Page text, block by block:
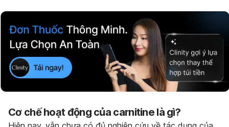
Cơ chế hoạt động của carnitine là gì?